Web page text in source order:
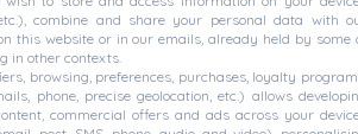
ont précommandé l’extension.
bâtir, décorer et personnaliser leur
il est judicieux de préparer ses
nouveauté va inévitablement
combine and share your personal data with
this website or in our emails, already held by some
in other contexts.
browsing, preferences, purchases, loyalty
phone, precise geolocation, etc.) allows
commercial offers and ads across your